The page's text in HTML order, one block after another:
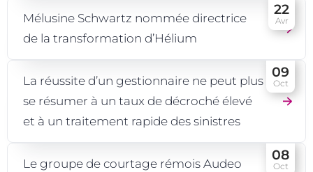
22
Avr
Mélusine Schwartz nommée directrice
de la transformation d’Hélium
09
Oct
La réussite d’un gestionnaire ne peut plus
se résumer à un taux de décroché élevé
et à un traitement rapide des sinistres
08
Oct
Le groupe de courtage rémois Audeo